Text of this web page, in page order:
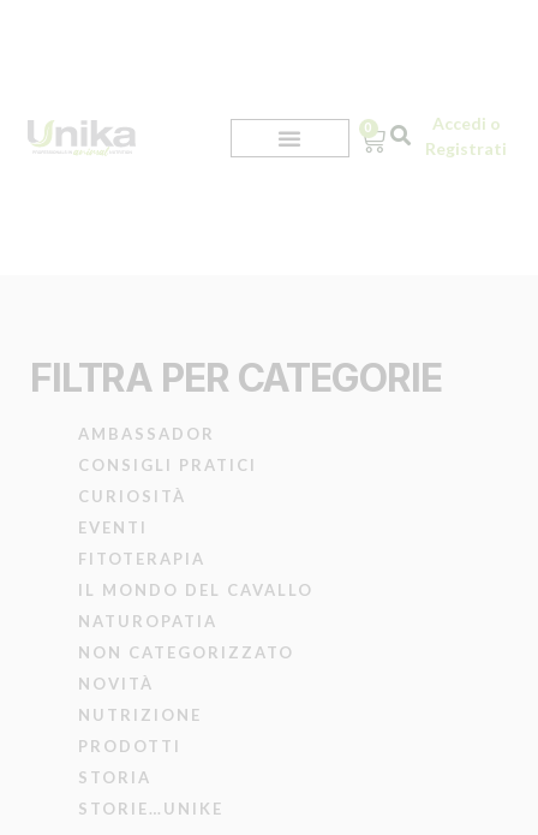
0
Accedi o
Registrati
FILTRA PER CATEGORIE
AMBASSADOR
CONSIGLI PRATICI
CURIOSITÀ
EVENTI
FITOTERAPIA
IL MONDO DEL CAVALLO
NATUROPATIA
NON CATEGORIZZATO
NOVITÀ
NUTRIZIONE
PRODOTTI
STORIA
STORIE…UNIKE